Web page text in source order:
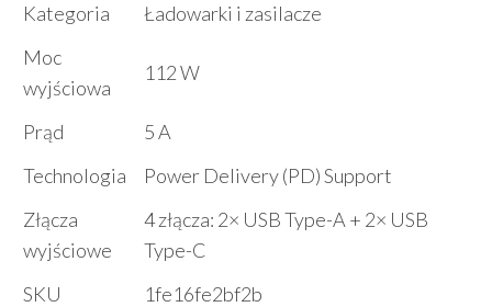
Kategoria
Ładowarki i zasilacze
Moc
wyjściowa
112 W
Prąd
5 A
Technologia
Power Delivery (PD) Support
Złącza
wyjściowe
4 złącza: 2× USB Type-A + 2× USB
Type-C
SKU
1fe16fe2bf2b